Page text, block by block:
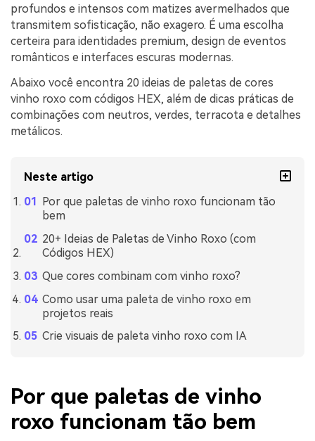
profundos e intensos com matizes avermelhados que
transmitem sofisticação, não exagero. É uma escolha
certeira para identidades premium, design de eventos
românticos e interfaces escuras modernas.
Abaixo você encontra 20 ideias de paletas de cores
vinho roxo com códigos HEX, além de dicas práticas de
combinações com neutros, verdes, terracota e detalhes
metálicos.
Neste artigo
Por que paletas de vinho roxo funcionam tão
bem
20+ Ideias de Paletas de Vinho Roxo (com
Códigos HEX)
Que cores combinam com vinho roxo?
Como usar uma paleta de vinho roxo em
projetos reais
Crie visuais de paleta vinho roxo com IA
Por que paletas de vinho
roxo funcionam tão bem